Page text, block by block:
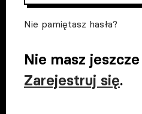
Nie pamiętasz hasła?
Nie masz
Zarejestruj się.